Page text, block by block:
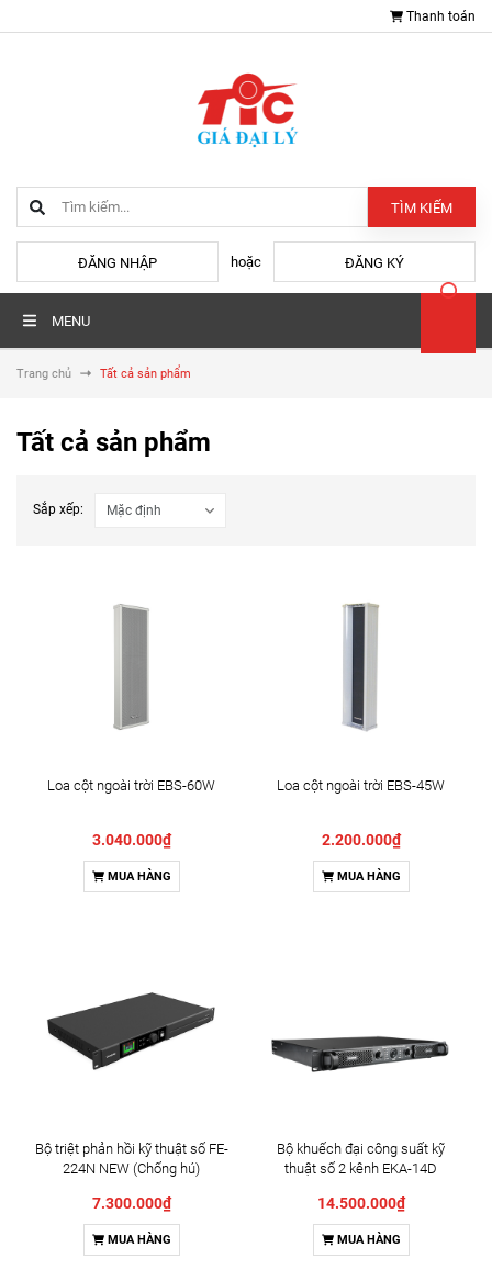
Thanh toán
TÌM KIẾM
ĐĂNG NHẬP hoặc ĐĂNG KÝ
MENU
Trang chủ Tất cả sản phẩm
Tất cả sản phẩm
Sắp xếp:
Loa cột ngoài trời EBS-60W
3.040.000₫
MUA HÀNG
Loa cột ngoài trời EBS-45W
2.200.000₫
MUA HÀNG
Bộ triệt phản hồi kỹ thuật số FE-
224N NEW (Chống hú)
7.300.000₫
MUA HÀNG
Bộ khuếch đại công suất kỹ
thuật số 2 kênh EKA-14D
14.500.000₫
MUA HÀNG